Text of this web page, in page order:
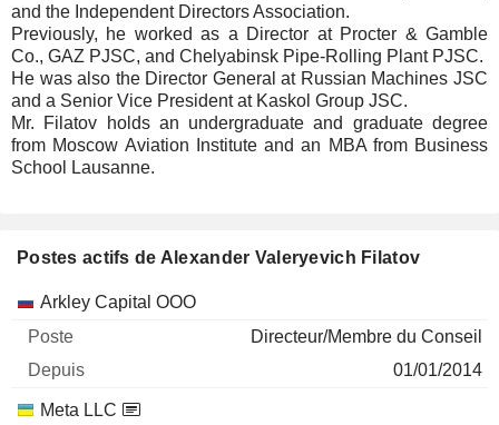
and the Independent Directors Association.
Previously, he worked as a Director at Procter & Gamble
Co., GAZ PJSC, and Chelyabinsk Pipe-Rolling Plant PJSC.
He was also the Director General at Russian Machines JSC
and a Senior Vice President at Kaskol Group JSC.
Mr. Filatov holds an undergraduate and graduate degree
from Moscow Aviation Institute and an MBA from Business
School Lausanne.
Postes actifs de Alexander Valeryevich Filatov
Sociétés Poste Début
Arkley Capital OOO
Directeur/Membre du Conseil
01/01/2014
Meta LLC